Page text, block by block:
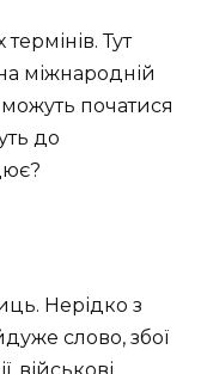
Тут
міжнародній
початися
до
Нерідко з
слово, збої